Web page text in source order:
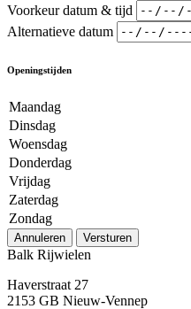
Voorkeur datum & tijd
Alternatieve datum
Openingstijden
Maandag
Dinsdag
Woensdag
Donderdag
Vrijdag
Zaterdag
Zondag
Annuleren Versturen
Balk Rijwielen
Haverstraat 27
2153 GB Nieuw-Vennep